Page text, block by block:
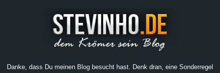
Danke, dass Du meinen Blog besucht hast. Denk dran, eine Sonderregel